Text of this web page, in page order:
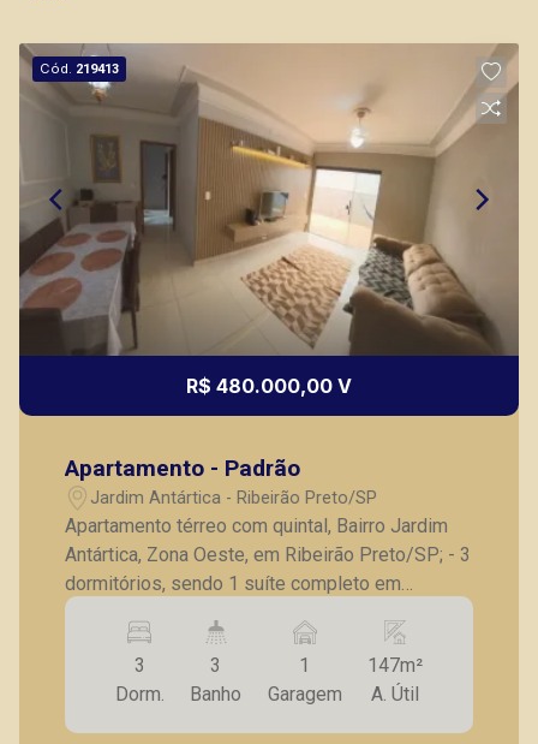
Cód. 219413
R$ 480.000,00 V
Apartamento - Padrão
Jardim Antártica - Ribeirão Preto/SP
Apartamento térreo com quintal, Bairro Jardim
Antártica, Zona Oeste, em Ribeirão Preto/SP; - 3
dormitórios, sendo 1 suíte completo em
armários; - Banheiro social; - Sala para 2
ambientes; - Cozinha planejada; - Lavanderia; -
Banheiro de serviço; - Quintal; - Varanda gourmet
com churrasqueira; - 1 vaga de garagem. A
Piramid tem como objetivo atender seus
3
Dorm.
3
Banho
1
Garagem
147m²
A. Útil